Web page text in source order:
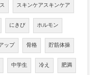
スキンケアスキンケア
にきび ホルモン
ップ 骨格 貯筋体操
中学生 冷え 肥満